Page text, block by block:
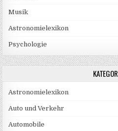
Musik
Astronomielexikon
Psychologie
Astronomielexikon
Auto und Verkehr
Automobile